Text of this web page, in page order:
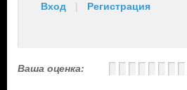
Вход | Регистрация
Ваша оценка: